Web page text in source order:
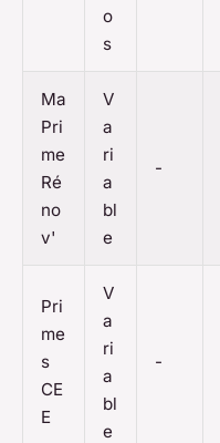
o
s
Ma
Pri
me
Ré
no
v'
V
a
ri
a
bl
e
-
Pri
me
s
CE
E
V
a
ri
a
bl
e
-